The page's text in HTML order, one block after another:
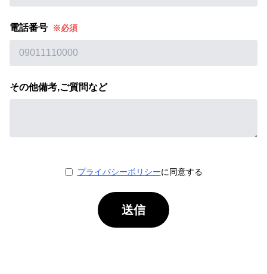
電話番号 ※必須
その他備考,ご質問など
プライバシーポリシーに同意する
送信